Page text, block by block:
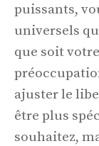
puissants,
universels
que soit
ajuster le
être plus
souhaitez,